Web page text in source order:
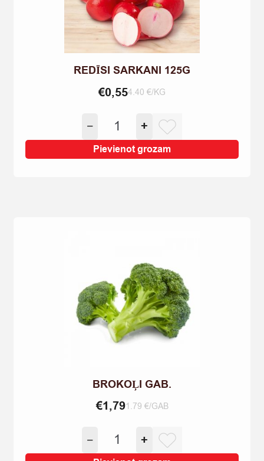
REDĪSI SARKANI 125G
€0,554.40 €/KG
−
REDĪSI
SARKANI
125G
quantity
+
Pievienot grozam
BROKOĻI GAB.
€1,791.79 €/GAB
−
BROKOĻI
GAB.
+